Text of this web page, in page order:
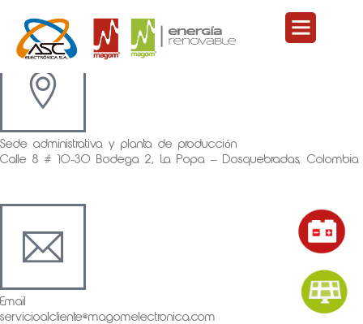
contenido
Menu
Sede administrativa y planta de producción
Calle 8 # 10-30 Bodega 2, La Popa – Dosquebradas, Colombia
Email
servicioalcliente@magomelectronica.com